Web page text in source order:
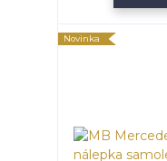
Novinka